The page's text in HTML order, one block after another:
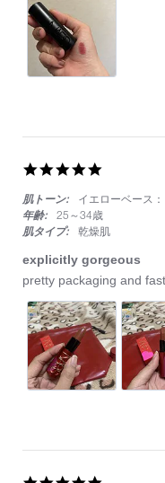
Sep
2025
入
り
リ
プ
rating
肌トーン:
イエローベース
年齢:
25～34歳
肌タイプ:
乾燥肌
explicitly gorgeous
Review
on
26
Feb
2025
review
explicitly
gorgeous
pretty packaging and